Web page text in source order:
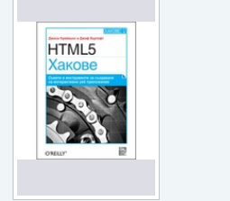
Ваучери
Промоции
Контакти